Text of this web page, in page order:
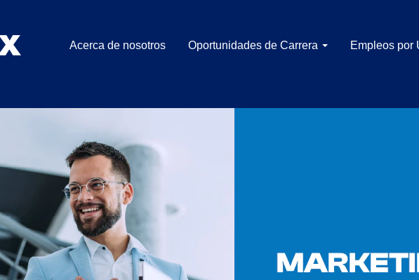
Acerca de nosotros Oportunidades de Carrera Empleos por